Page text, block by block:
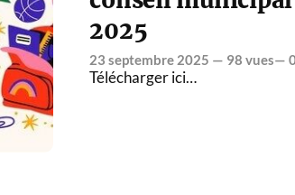
2025
23 septembre 2025 — 98 vues—
Télécharger ici…